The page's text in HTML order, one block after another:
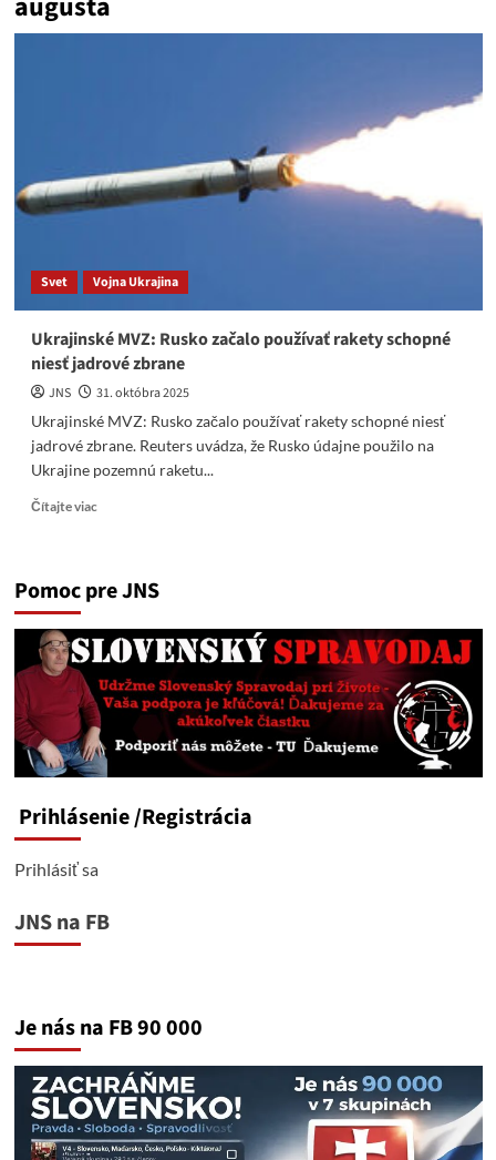
Svet Vojna Ukrajina
Ukrajinské MVZ: Rusko začalo používať rakety schopné
niesť jadrové zbrane
JNS
31. októbra 2025
Ukrajinské MVZ: Rusko začalo používať rakety schopné niesť
jadrové zbrane. Reuters uvádza, že Rusko údajne použilo na
Ukrajine pozemnú raketu...
Čítajte viacRead
MVZ:
začalo
používať
schopné
niesť
jadrové
zbrane
Pomoc pre JNS
Prihlásenie/Registrácia
Prihlásiť sa
JNS na FB
Je nás na FB 90 000